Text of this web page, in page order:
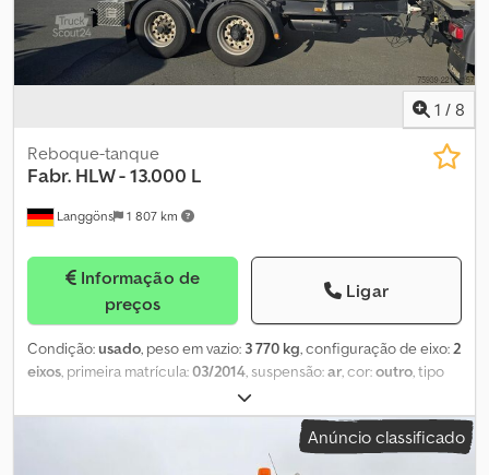
kg MEDIDA DOS PNEUS: 10R22,5 DISTÂNCIA ENTRE EIXOS: 475 cm
SUSPENSÃO: MOLAS GRUA: HIAB 144 B - DUO CONTACTO: * KUBA
- POLACO, INGLÊS, ALEMÃO, ITALIANO * SEBASTIAN - POLACO,
ALEMÃO, ITALIANO, ???? * LASZLO - HÚNGARO * COSTEL -
ROMENO (Fazemos toda a documentação para exportação,
1 / 8
Langgöns 1 807 km
Reboque-tanque
Fabr. HLW - 13.000 L
Informação de
preços
Ligar
Condição:usado, peso em vazio: 3 770 kg, configuração de eixo:2
eixos, primeira matrícula:03/2014, suspensão:ar, cor:outro, tipo
, cabina do condutor:
emissão:nenhum, Equipamento:ABS, Reboque tandem de dois
eixos – Fabr.: HLW – Primeira matrícula: 12.03.2014 – Número de
eixos: 2 – Suspensão: a ar – Tipo de eixo: BPW-Eco-Plus – Travões:
Anúncio classificado